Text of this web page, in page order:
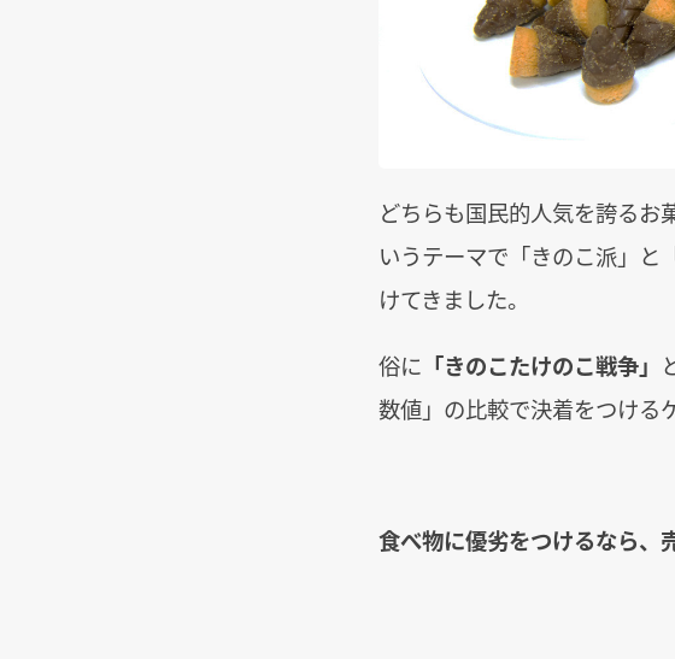
どちらも国民的人気を誇るお
いうテーマで「きのこ派」と
けてきました。
俗に 「きのこたけのこ戦争」
数値」の比較で決着をつける
食べ物に優劣をつけるなら、